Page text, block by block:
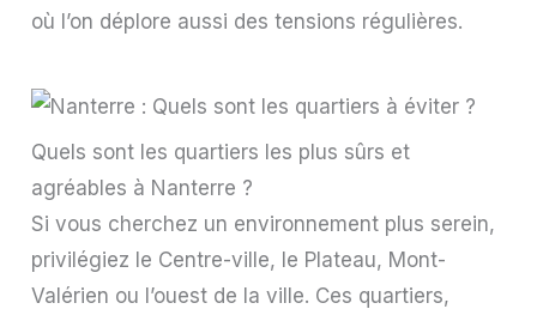
où l’on déplore aussi des tensions régulières.
Quels sont les quartiers les plus sûrs et
agréables à Nanterre ?
Si vous cherchez un environnement plus serein,
privilégiez le Centre-ville, le Plateau, Mont-
Valérien ou l’ouest de la ville. Ces quartiers,